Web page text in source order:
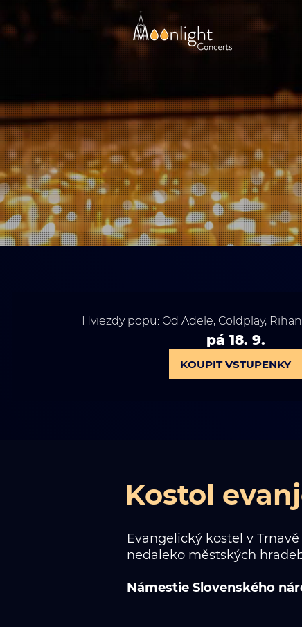
Hviezdy popu: Od Adele, Coldplay,
pá 18. 9.
KOUPIT VSTUPENKY
Kostol
Evangelický kostel v
nedaleko městských
Námestie Slovenského